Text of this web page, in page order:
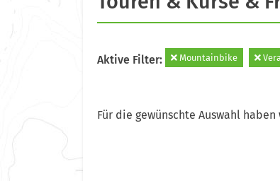
Aktive Filter: Mountainbike
Für die gewünschte Auswahl